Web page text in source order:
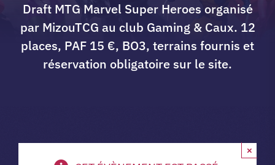
A propos du club
Contact
Vibe Game
Draft MTG Marvel Super Heroes organisé
par MizouTCG au club Gaming & Caux. 12
places, PAF 15 €, BO3, terrains fournis et
réservation obligatoire sur le site.
×